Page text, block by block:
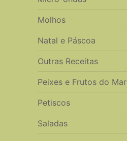
Molhos
Natal e Páscoa
Outras Receitas
Peixes e Frutos do Mar
Petiscos
Saladas